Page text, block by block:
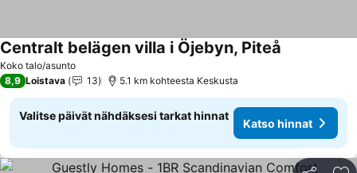
Koko talo/asunto
Centralt belägen villa i Öjebyn, Piteå
8,9 Loistava 13 5.1 km kohteesta Keskusta
Valitse päivät nähdäksesi tarkat hinnat
Katso hinnat